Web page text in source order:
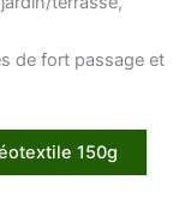
de fort passage et
150g